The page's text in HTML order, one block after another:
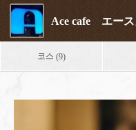
Ace cafe エー
코스 (9)